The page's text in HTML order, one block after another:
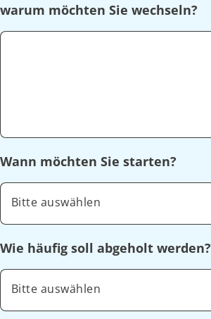
warum möchten Sie wechseln?
Wann möchten Sie starten?
Bitte auswählen
Wie häufig soll abgeholt werden?
Bitte auswählen